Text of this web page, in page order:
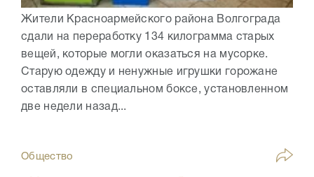
Жители Красноармейского района Волгограда
сдали на переработку 134 килограмма старых
вещей, которые могли оказаться на мусорке.
Старую одежду и ненужные игрушки горожане
оставляли в специальном боксе, установленном
две недели назад...
Общество